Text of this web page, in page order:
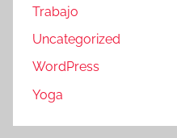
Trabajo
Uncategorized
WordPress
Yoga